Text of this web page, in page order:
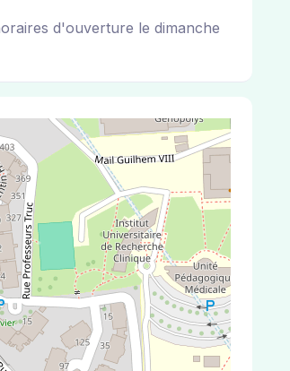
d'ouverture le dimanche